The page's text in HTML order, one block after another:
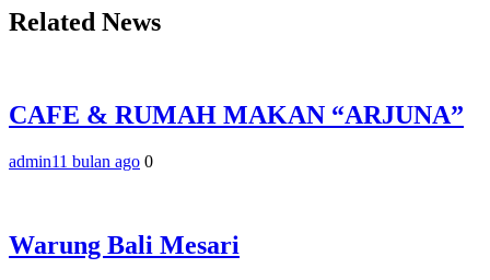
Related News
CAFE & RUMAH MAKAN “ARJUNA”
admin11 bulan ago 0
Warung Bali Mesari